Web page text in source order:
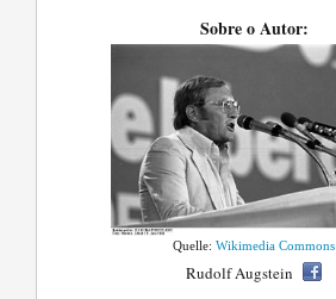
Sobre o Autor:
Quelle:Wikimedia Commons
Rudolf Augstein